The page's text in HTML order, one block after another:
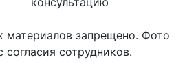
материалов запрещено. Фото
сотрудников.